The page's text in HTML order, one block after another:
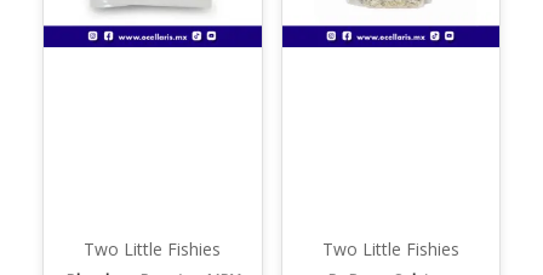
Two Little Fishies
Two Little Fishies